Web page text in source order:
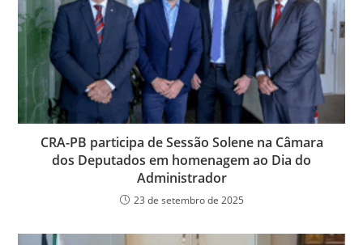
CRA-PB participa de Sessão Solene na Câmara
dos Deputados em homenagem ao Dia do
Administrador
23 de setembro de 2025